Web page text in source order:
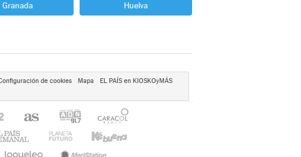
Granada Huelva
de cookies Mapa
EL PAÍS en KIOSKOyMÁS